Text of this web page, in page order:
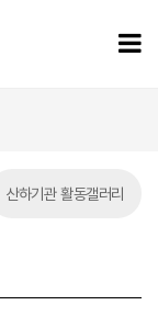
산하기관 활동갤러리